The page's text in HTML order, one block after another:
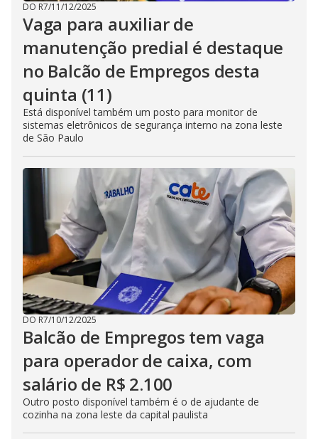
DO R7/11/12/2025
Vaga para auxiliar de
manutenção predial é destaque
no Balcão de Empregos desta
quinta (11)
Está disponível também um posto para monitor de
sistemas eletrônicos de segurança interno na zona leste
de São Paulo
DO R7/10/12/2025
Balcão de Empregos tem vaga
para operador de caixa, com
salário de R$ 2.100
Outro posto disponível também é o de ajudante de
cozinha na zona leste da capital paulista